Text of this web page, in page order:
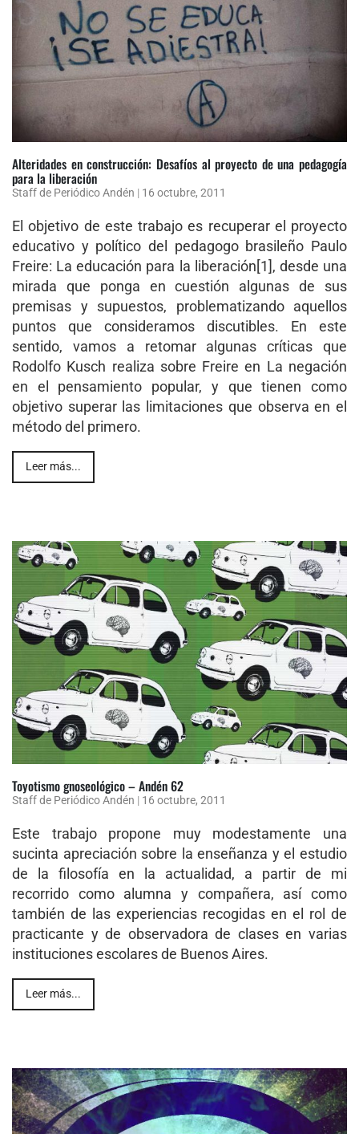
Alteridades en construcción: Desafíos al proyecto de una pedagogía
para la liberación
Staff de Periódico Andén | 16 octubre, 2011
El objetivo de este trabajo es recuperar el proyecto
educativo y político del pedagogo brasileño Paulo
Freire: La educación para la liberación[1], desde una
mirada que ponga en cuestión algunas de sus
premisas y supuestos, problematizando aquellos
puntos que consideramos discutibles. En este
sentido, vamos a retomar algunas críticas que
Rodolfo Kusch realiza sobre Freire en La negación
en el pensamiento popular, y que tienen como
objetivo superar las limitaciones que observa en el
método del primero.
Leer más...
Toyotismo gnoseológico – Andén 62
Staff de Periódico Andén | 16 octubre, 2011
Este trabajo propone muy modestamente una
sucinta apreciación sobre la enseñanza y el estudio
de la filosofía en la actualidad, a partir de mi
recorrido como alumna y compañera, así como
también de las experiencias recogidas en el rol de
practicante y de observadora de clases en varias
instituciones escolares de Buenos Aires.
Leer más...